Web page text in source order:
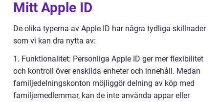
Mitt Apple ID
De olika typerna av Apple ID har några tydliga skillnader
som vi kan dra nytta av:
1. Funktionalitet: Personliga Apple ID ger mer flexibilitet
och kontroll över enskilda enheter och innehåll. Medan
familjedelningskonton möjliggör delning av köp med
familjemedlemmar, kan de inte använda appar eller